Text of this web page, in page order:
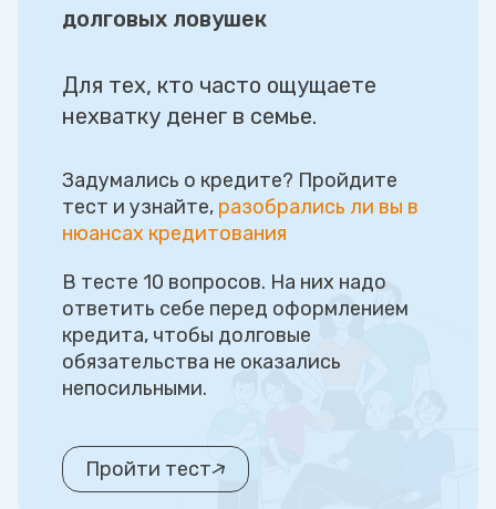
долговых ловушек
Для тех, кто часто ощущаете
нехватку денег в семье.
Задумались о кредите? Пройдите
тест и узнайте, разобрались ли вы в
нюансах кредитования
В тесте 10 вопросов. На них надо
ответить себе перед оформлением
кредита, чтобы долговые
обязательства не оказались
непосильными.
Пройти тест